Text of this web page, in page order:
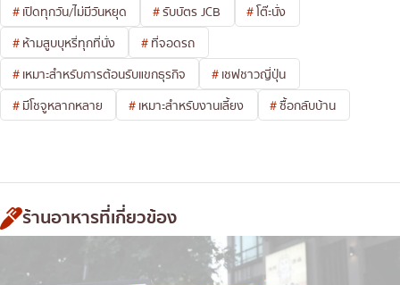
เปิดทุกวัน/ไม่มีวันหยุด
รับบัตร JCB
โต๊ะนั่ง
ห้ามสูบบุหรี่ทุกที่นั่ง
ที่จอดรถ
เหมาะสำหรับการต้อนรับแขกธุรกิจ
เชฟชาวญี่ปุ่น
มีโชจูหลากหลาย
เหมาะสำหรับงานเลี้ยง ซื้อกลับบ้าน
ร้านอาหารที่เกี่ยวข้อง